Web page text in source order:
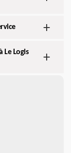
Le Logis